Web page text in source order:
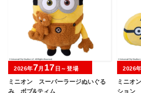
ミニオン スーパーラージぬいぐる
2026年7月 17 日～登場
ミニオ
2026年